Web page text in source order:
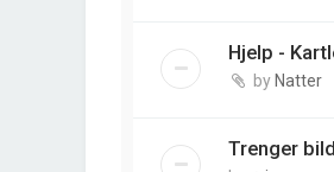
Hjelp -
by Natter
Trenger